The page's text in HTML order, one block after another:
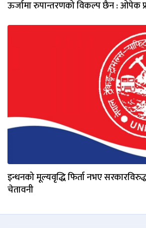
ऊर्जामा रुपान्तरणको विकल्प छैन : ओपेक
इन्धनको मूल्यवृद्धि फिर्ता नभए
चेतावनी